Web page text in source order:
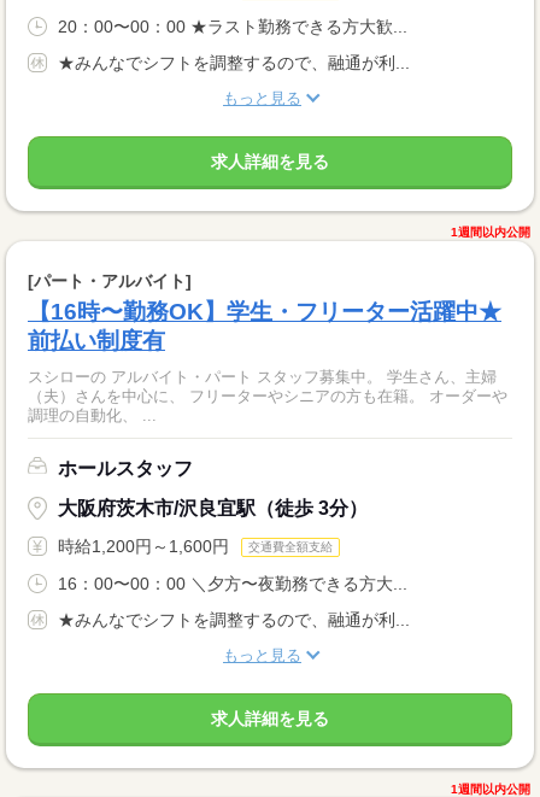
20：00〜00：00 ★ラスト勤務できる方大歓...
★みんなでシフトを調整するので、融通が利...
もっと見る
求人詳細を見る
1週間以内公開
[パート・アルバイト]
【16時〜勤務OK】学生・フリーター活躍中★
前払い制度有
スシローの アルバイト・パート スタッフ募集中。 学生さん、主婦
（夫）さんを中心に、 フリーターやシニアの方も在籍。 オーダーや
調理の自動化、 ...
ホールスタッフ
大阪府茨木市/沢良宜駅（徒歩 3分）
時給1,200円～1,600円 交通費全額支給
16：00〜00：00 ＼夕方〜夜勤務できる方大...
★みんなでシフトを調整するので、融通が利...
もっと見る
求人詳細を見る
1週間以内公開